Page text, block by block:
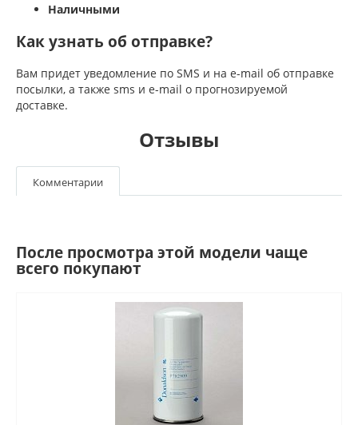
Наличными
Как узнать об отправке?
Вам придет уведомление по SMS и на e-mail об отправке
посылки, а также sms и e-mail о прогнозируемой
доставке.
Отзывы
Комментарии
После просмотра этой модели чаще
всего покупают